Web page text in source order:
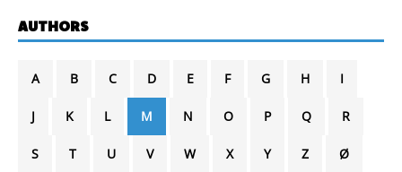
AUTHORS
A B C D E F G H I
J K L M N O P Q R
S T U V W X Y Z Ø